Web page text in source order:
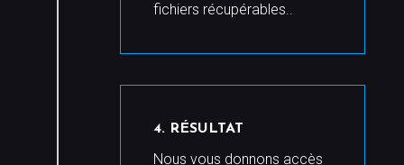
fichiers récupérables..
4. RÉSULTAT
Nous vous donnons accès